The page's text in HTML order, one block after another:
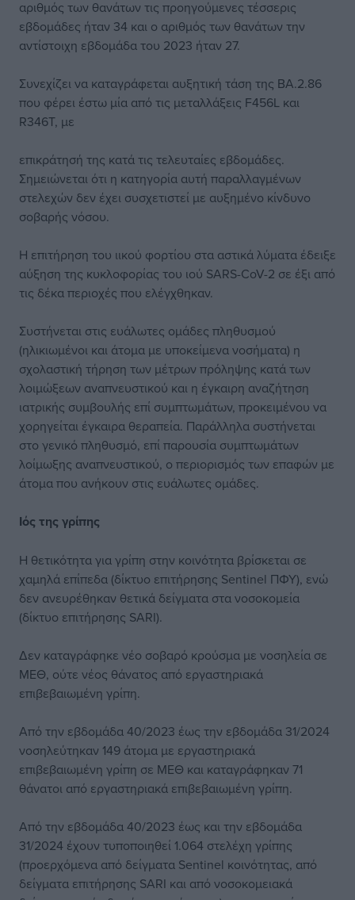
αριθμός των θανάτων τις προηγούμενες τέσσερις
εβδομάδες ήταν 34 και ο αριθμός των θανάτων την
αντίστοιχη εβδομάδα του 2023 ήταν 27.
Συνεχίζει να καταγράφεται αυξητική τάση της ΒΑ.2.86
που φέρει έστω μία από τις μεταλλάξεις F456L και
R346T, με
επικράτησή της κατά τις τελευταίες εβδομάδες.
Σημειώνεται ότι η κατηγορία αυτή παραλλαγμένων
στελεχών δεν έχει συσχετιστεί με αυξημένο κίνδυνο
σοβαρής νόσου.
Η επιτήρηση του ιικού φορτίου στα αστικά λύματα έδειξε
αύξηση της κυκλοφορίας του ιού SARS-CoV-2 σε έξι από
τις δέκα περιοχές που ελέγχθηκαν.
Συστήνεται στις ευάλωτες ομάδες πληθυσμού
(ηλικιωμένοι και άτομα με υποκείμενα νοσήματα) η
σχολαστική τήρηση των μέτρων πρόληψης κατά των
λοιμώξεων αναπνευστικού και η έγκαιρη αναζήτηση
ιατρικής συμβουλής επί συμπτωμάτων, προκειμένου να
χορηγείται έγκαιρα θεραπεία. Παράλληλα συστήνεται
στο γενικό πληθυσμό, επί παρουσία συμπτωμάτων
λοίμωξης αναπνευστικού, ο περιορισμός των επαφών με
άτομα που ανήκουν στις ευάλωτες ομάδες.
Ιός της γρίπης
Η θετικότητα για γρίπη στην κοινότητα βρίσκεται σε
χαμηλά επίπεδα (δίκτυο επιτήρησης Sentinel ΠΦΥ), ενώ
δεν ανευρέθηκαν θετικά δείγματα στα νοσοκομεία
(δίκτυο επιτήρησης SARI).
Δεν καταγράφηκε νέο σοβαρό κρούσμα με νοσηλεία σε
ΜΕΘ, ούτε νέος θάνατος από εργαστηριακά
επιβεβαιωμένη γρίπη.
Από την εβδομάδα 40/2023 έως την εβδομάδα 31/2024
νοσηλεύτηκαν 149 άτομα με εργαστηριακά
επιβεβαιωμένη γρίπη σε ΜΕΘ και καταγράφηκαν 71
θάνατοι από εργαστηριακά επιβεβαιωμένη γρίπη.
Από την εβδομάδα 40/2023 έως και την εβδομάδα
31/2024 έχουν τυποποιηθεί 1.064 στελέχη γρίπης
(προερχόμενα από δείγματα Sentinel κοινότητας, από
δείγματα επιτήρησης SARI και από νοσοκομειακά